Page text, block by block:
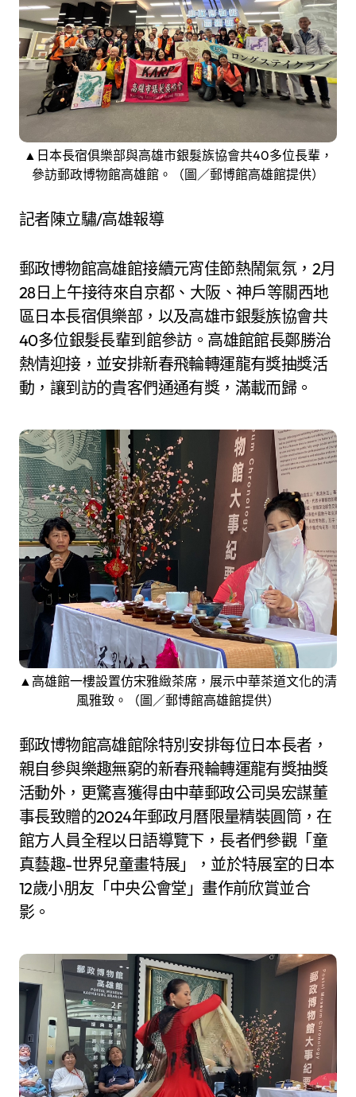
▲日本長宿俱樂部與高雄市銀髮族協會共40多位長輩，
參訪郵政博物館高雄館。（圖／郵博館高雄館提供）
記者陳立驌/高雄報導
郵政博物館高雄館接續元宵佳節熱鬧氣氛，2月
28日上午接待來自京都、大阪、神戶等關西地
區日本長宿俱樂部，以及高雄市銀髮族協會共
40多位銀髮長輩到館參訪。高雄館館長鄭勝治
熱情迎接，並安排新春飛輪轉運龍有獎抽獎活
動，讓到訪的貴客們通通有獎，滿載而歸。
▲高雄館一樓設置仿宋雅緻茶席，展示中華茶道文化的清
風雅致。（圖／郵博館高雄館提供）
郵政博物館高雄館除特別安排每位日本長者，
親自參與樂趣無窮的新春飛輪轉運龍有獎抽獎
活動外，更驚喜獲得由中華郵政公司吳宏謀董
事長致贈的2024年郵政月曆限量精裝圓筒，在
館方人員全程以日語導覽下，長者們參觀「童
真藝趣-世界兒童畫特展」，並於特展室的日本
12歲小朋友「中央公會堂」畫作前欣賞並合
影。